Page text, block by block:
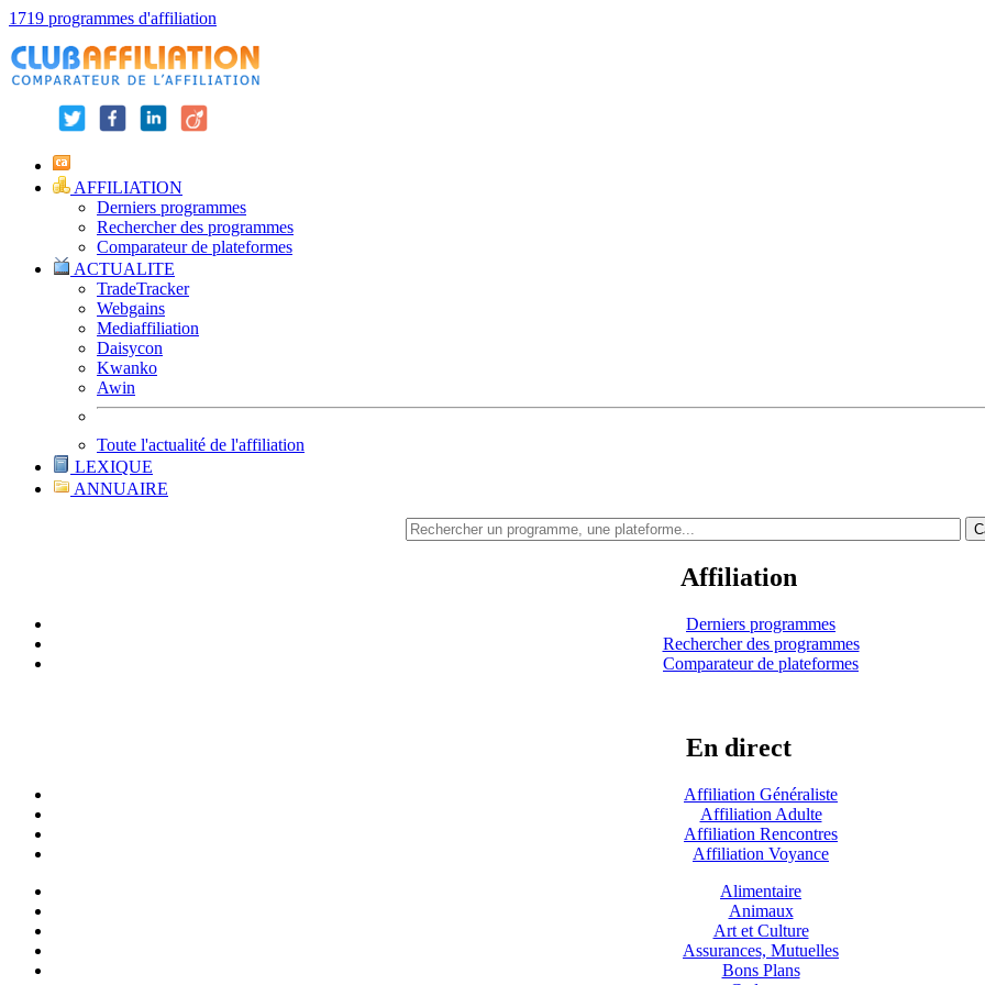
1719 programmes d'affiliation
AFFILIATION
Derniers programmes
Rechercher des programmes
Comparateur de plateformes
ACTUALITE
TradeTracker
Webgains
Mediaffiliation
Daisycon
Kwanko
Awin
Toute l'actualité de l'affiliation
LEXIQUE
ANNUAIRE
Affiliation
Derniers programmes
Rechercher des programmes
Comparateur de plateformes
En direct
Affiliation Généraliste
Affiliation Adulte
Affiliation Rencontres
Affiliation Voyance
Alimentaire
Animaux
Art et Culture
Assurances, Mutuelles
Bons Plans